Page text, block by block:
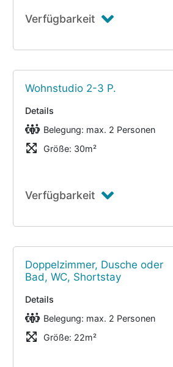
Verfügbarkeit
Wohnstudio 2-3 P.
Details
Belegung: max. 2 Personen
Größe: 30m²
Verfügbarkeit
Doppelzimmer, Dusche oder
Bad, WC, Shortstay
Details
Belegung: max. 2 Personen
Größe: 22m²